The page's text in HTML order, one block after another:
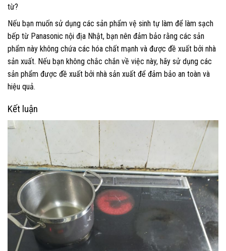
từ?
Nếu bạn muốn sử dụng các sản phẩm vệ sinh tự làm để làm sạch
bếp từ Panasonic nội địa Nhật, bạn nên đảm bảo rằng các sản
phẩm này không chứa các hóa chất mạnh và được đề xuất bởi nhà
sản xuất. Nếu bạn không chắc chắn về việc này, hãy sử dụng các
sản phẩm được đề xuất bởi nhà sản xuất để đảm bảo an toàn và
hiệu quả.
Kết luận